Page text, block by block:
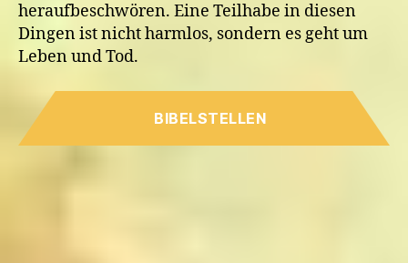
heraufbeschwören. Eine Teilhabe in diesen
Dingen ist nicht harmlos, sondern es geht um
Leben und Tod.
BIBELSTELLEN